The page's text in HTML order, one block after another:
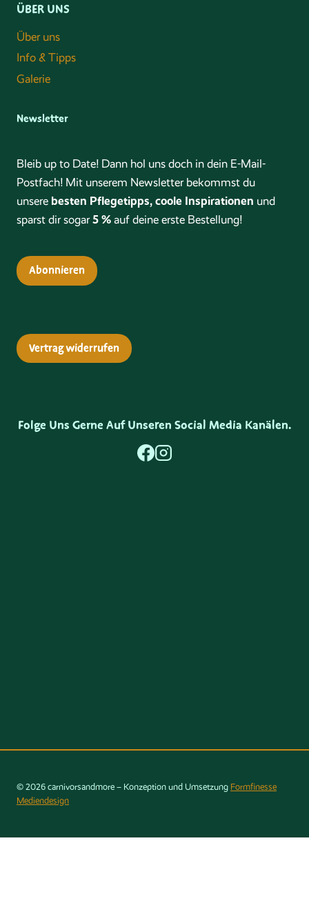
ÜBER UNS
Über uns
Info & Tipps
Galerie
Newsletter
Bleib up to Date! Dann hol uns doch in dein E-Mail-
Postfach! Mit unserem Newsletter bekommst du
unsere besten Pflegetipps, coole Inspirationen und
sparst dir sogar5 % auf deine erste Bestellung!
Abonnieren
Vertrag widerrufen
Folge Uns Gerne Auf Unseren Social Media Kanälen.
© 2026 carnivorsandmore – Konzeption und Umsetzung Formfinesse
Mediendesign